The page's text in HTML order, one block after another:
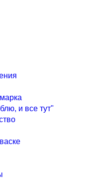
и все тут"